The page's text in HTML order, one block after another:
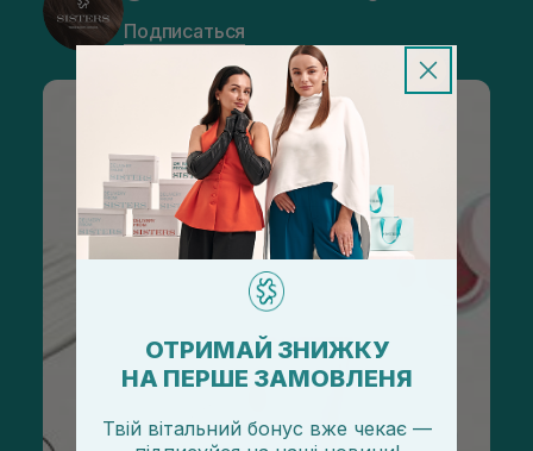
Подписаться
ОТРИМАЙ ЗНИЖКУ
НА ПЕРШЕ ЗАМОВЛЕНЯ
Твій вітальний бонус вже чекає —